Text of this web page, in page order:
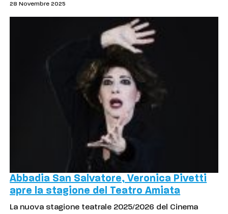
28 Novembre 2025
Abbadia San Salvatore, Veronica Pivetti
apre la stagione del Teatro Amiata
La nuova stagione teatrale 2025/2026 del Cinema